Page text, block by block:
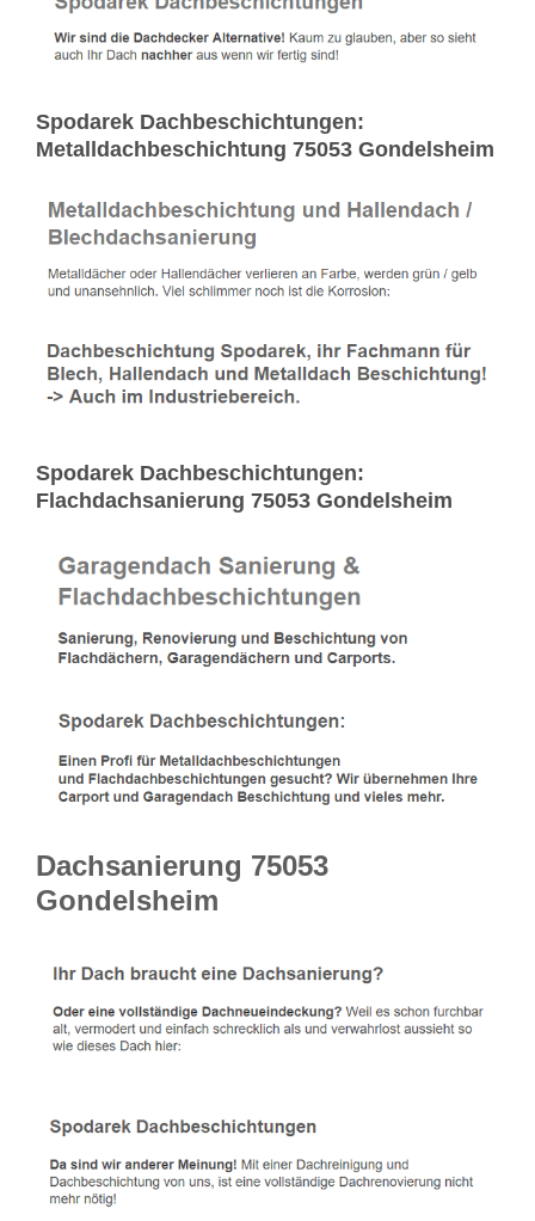
Spodarek Dachbeschichtungen:
Metalldachbeschichtung 75053 Gondelsheim
Spodarek Dachbeschichtungen:
Flachdachsanierung 75053 Gondelsheim
Dachsanierung 75053
Gondelsheim